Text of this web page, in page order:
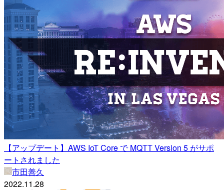
【アップデート】AWS IoT Core で MQTT Version 5 がサポ
ートされました
市田善久
2022.11.28